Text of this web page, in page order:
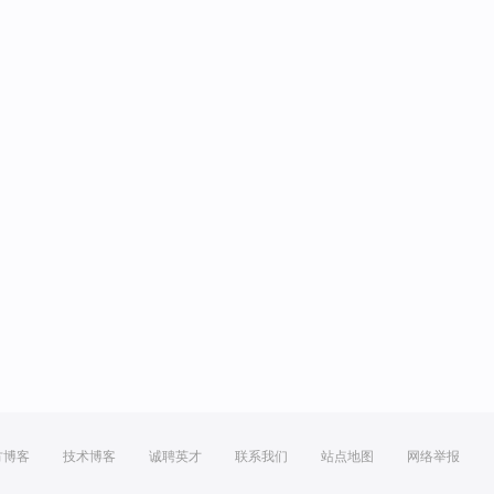
博客 技术博客 诚聘英才 联系我们 站点地图 网络举报